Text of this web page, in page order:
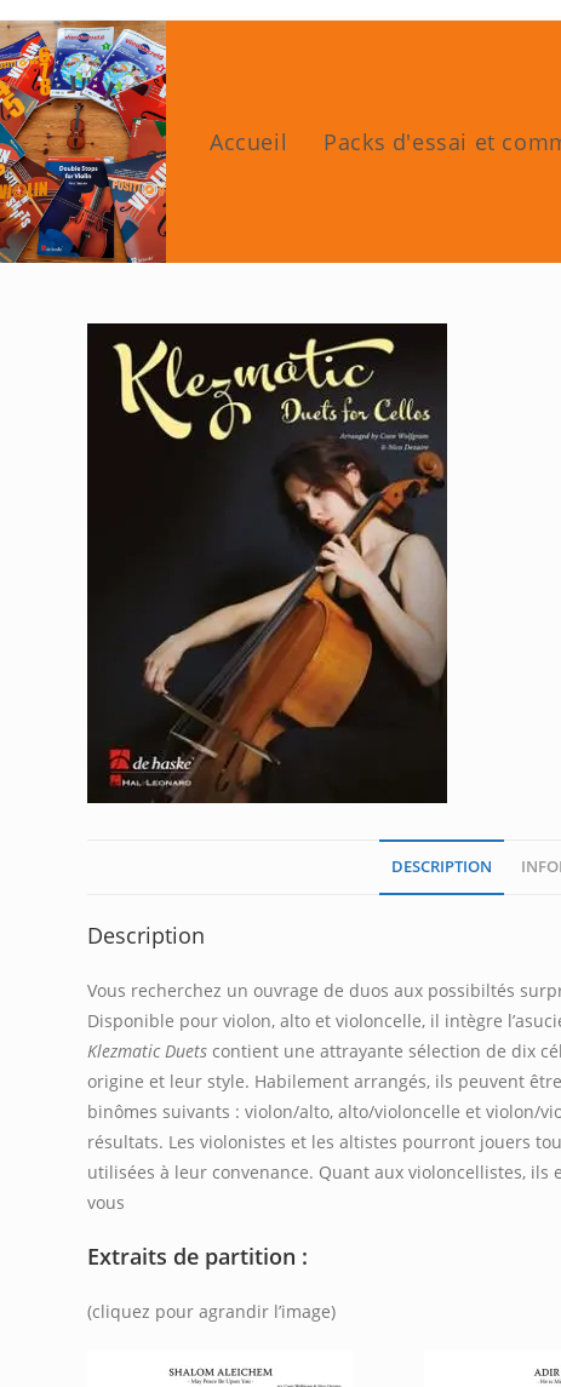
to
content
Accueil Packs d'essai et
DESCRIPTION
Description
Vous recherchez un ouvrage de duos aux possibiltés
Disponible pour violon, alto et violoncelle, il intègre
Klezmatic Duets contient une attrayante sélection de dix
origine et leur style. Habilement arrangés, ils peuvent
binômes suivants : violon/alto, alto/violoncelle et violon/
résultats. Les violonistes et les altistes pourront jouers
utilisées à leur convenance. Quant aux violoncellistes,
vous
Extraits de partition :
(cliquez pour agrandir l’image)